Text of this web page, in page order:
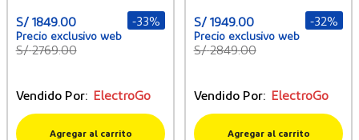
S/ 1849.00 -33%
S/ 2769.00
Vendido Por: ElectroGo
Agregar al carrito
S/ 1949.00 -32%
S/ 2849.00
Vendido Por: ElectroGo
Agregar al carrito